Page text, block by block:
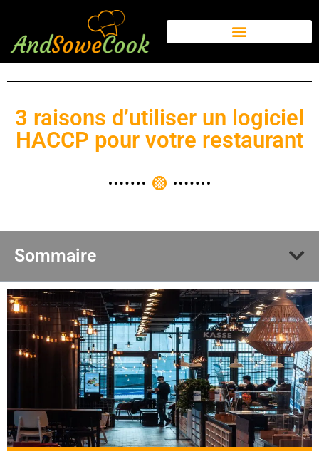
3 raisons d’utiliser un logiciel
HACCP pour votre restaurant
Sommaire